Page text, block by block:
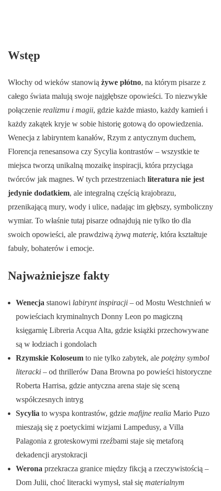
Wstęp
Włochy od wieków stanowią żywe płótno, na którym pisarze z
całego świata malują swoje najgłębsze opowieści. To niezwykłe
połączenie realizmu i magii, gdzie każde miasto, każdy kamień i
każdy zakątek kryje w sobie historię gotową do opowiedzenia.
Wenecja z labiryntem kanałów, Rzym z antycznym duchem,
Florencja renesansowa czy Sycylia kontrastów – wszystkie te
miejsca tworzą unikalną mozaikę inspiracji, która przyciąga
twórców jak magnes. W tych przestrzeniach literatura nie jest
jedynie dodatkiem, ale integralną częścią krajobrazu,
przenikającą mury, wody i ulice, nadając im głębszy, symboliczny
wymiar. To właśnie tutaj pisarze odnajdują nie tylko tło dla
swoich opowieści, ale prawdziwą żywą materię, która kształtuje
fabuły, bohaterów i emocje.
Najważniejsze fakty
Wenecja stanowi labirynt inspiracji – od Mostu Westchnień w
powieściach kryminalnych Donny Leon po magiczną
księgarnię Libreria Acqua Alta, gdzie książki przechowywane
są w łodziach i gondolach
Rzymskie Koloseum to nie tylko zabytek, ale potężny symbol
literacki – od thrillerów Dana Browna po powieści historyczne
Roberta Harrisa, gdzie antyczna arena staje się sceną
współczesnych intryg
Sycylia to wyspa kontrastów, gdzie mafijne realia Mario Puzo
mieszają się z poetyckimi wizjami Lampedusy, a Villa
Palagonia z groteskowymi rzeźbami staje się metaforą
dekadencji arystokracji
Werona przekracza granice między fikcją a rzeczywistością –
Dom Julii, choć literacki wymysł, stał się materialnym